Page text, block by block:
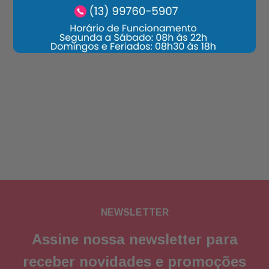
NEWSLETTER
Assine nossa newsletter para
receber novidades e promoções